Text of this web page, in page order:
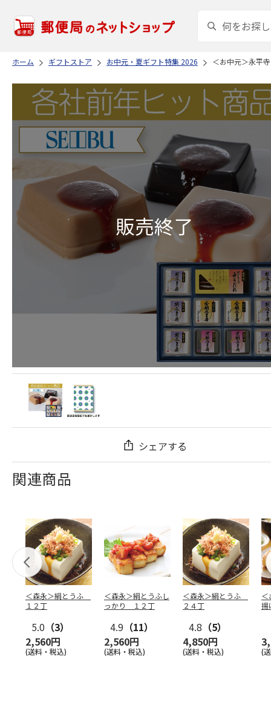
ホーム ギフトストア お中元・夏ギフト特集 2026 ＜お中元＞永平
シェアする
関連商品
＜森永＞絹とうふ
１２丁
5.0 （3）
2,560円
(送料・税込)
＜森永＞絹とうふし
っかり １２丁
4.9 （11）
2,560円
(送料・税込)
＜森永＞絹とうふ
２４丁
4.8 （5）
4,850円
(送料・税込)
＜
揚
(